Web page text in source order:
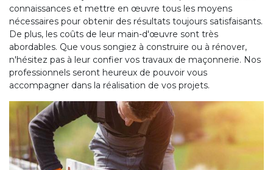
connaissances et mettre en œuvre tous les moyens
nécessaires pour obtenir des résultats toujours satisfaisants.
De plus, les coûts de leur main-d'œuvre sont très
abordables. Que vous songiez à construire ou à rénover,
n'hésitez pas à leur confier vos travaux de maçonnerie. Nos
professionnels seront heureux de pouvoir vous
accompagner dans la réalisation de vos projets.